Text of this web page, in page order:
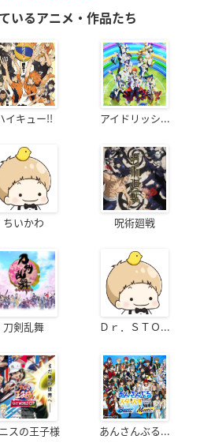
いるアニメ・作品たち
イキュー!! アイドリッシ...
ちいかわ 呪術廻戦
刀剣乱舞 Ｄｒ．ＳＴＯ...
スの王子様 あんさんぶる...